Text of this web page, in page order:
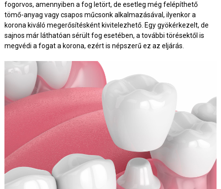
fogorvos, amennyiben a fog letört, de esetleg még felépíthető
tömő-anyag vagy csapos műcsonk alkalmazásával, ilyenkor a
korona kiváló megerősítésként kivitelezhető. Egy gyökérkezelt, de
sajnos már láthatóan sérült fog esetében, a további törésektől is
megvédi a fogat a korona, ezért is népszerű ez az eljárás.